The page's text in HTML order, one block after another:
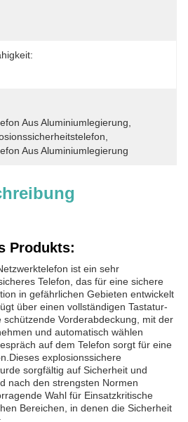
Aus Aluminiumlegierung
Aus Aluminiumlegierung
Produkts:
ist ein sehr
Telefon, das für eine sichere
in gefährlichen Gebieten entwickelt
über einen vollständigen Tastatur-
Vorderabdeckung, mit der
und automatisch wählen
auf dem Telefon sorgt für eine
explosionssichere
sorgfältig auf Sicherheit und
nach den strengsten Normen
Wahl für Einsatzkritische
Bereichen, in denen die Sicherheit